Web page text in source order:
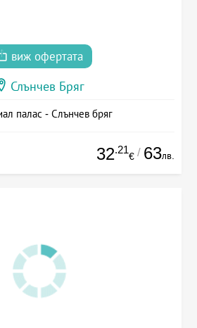
виж офертата
Слънчев Бряг
палас - Слънчев бряг
32.21
€ / 63лв.